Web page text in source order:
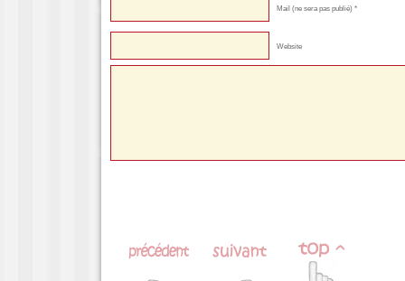
Mail (ne sera pas publié) *
Website